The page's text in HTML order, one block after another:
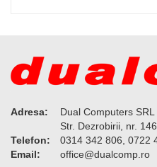
Adresa:
Dual Computers SRL
Str. Dezrobirii, nr.
Telefon:
0314 342 806, 0722
Email:
or.pmoclaud@eciffo